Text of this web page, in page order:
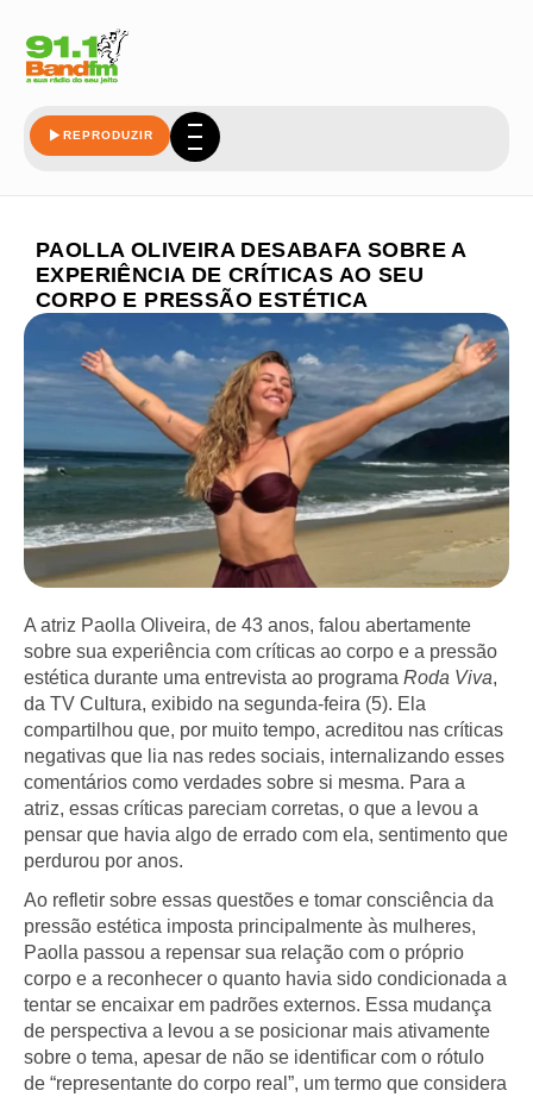
REPRODUZIR
PAOLLA OLIVEIRA DESABAFA SOBRE A
EXPERIÊNCIA DE CRÍTICAS AO SEU
CORPO E PRESSÃO ESTÉTICA
A atriz Paolla Oliveira, de 43 anos, falou abertamente
sobre sua experiência com críticas ao corpo e a pressão
estética durante uma entrevista ao programa Roda Viva,
da TV Cultura, exibido na segunda-feira (5). Ela
compartilhou que, por muito tempo, acreditou nas críticas
negativas que lia nas redes sociais, internalizando esses
comentários como verdades sobre si mesma. Para a
atriz, essas críticas pareciam corretas, o que a levou a
pensar que havia algo de errado com ela, sentimento que
perdurou por anos.
Ao refletir sobre essas questões e tomar consciência da
pressão estética imposta principalmente às mulheres,
Paolla passou a repensar sua relação com o próprio
corpo e a reconhecer o quanto havia sido condicionada a
tentar se encaixar em padrões externos. Essa mudança
de perspectiva a levou a se posicionar mais ativamente
sobre o tema, apesar de não se identificar com o rótulo
de “representante do corpo real”, um termo que considera